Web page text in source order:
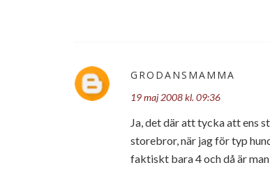
GRODANSMAMMA
19 maj 2008 kl. 09:36
Ja, det där att tycka att ens
storebror, när jag för typ
faktiskt bara 4 och då är